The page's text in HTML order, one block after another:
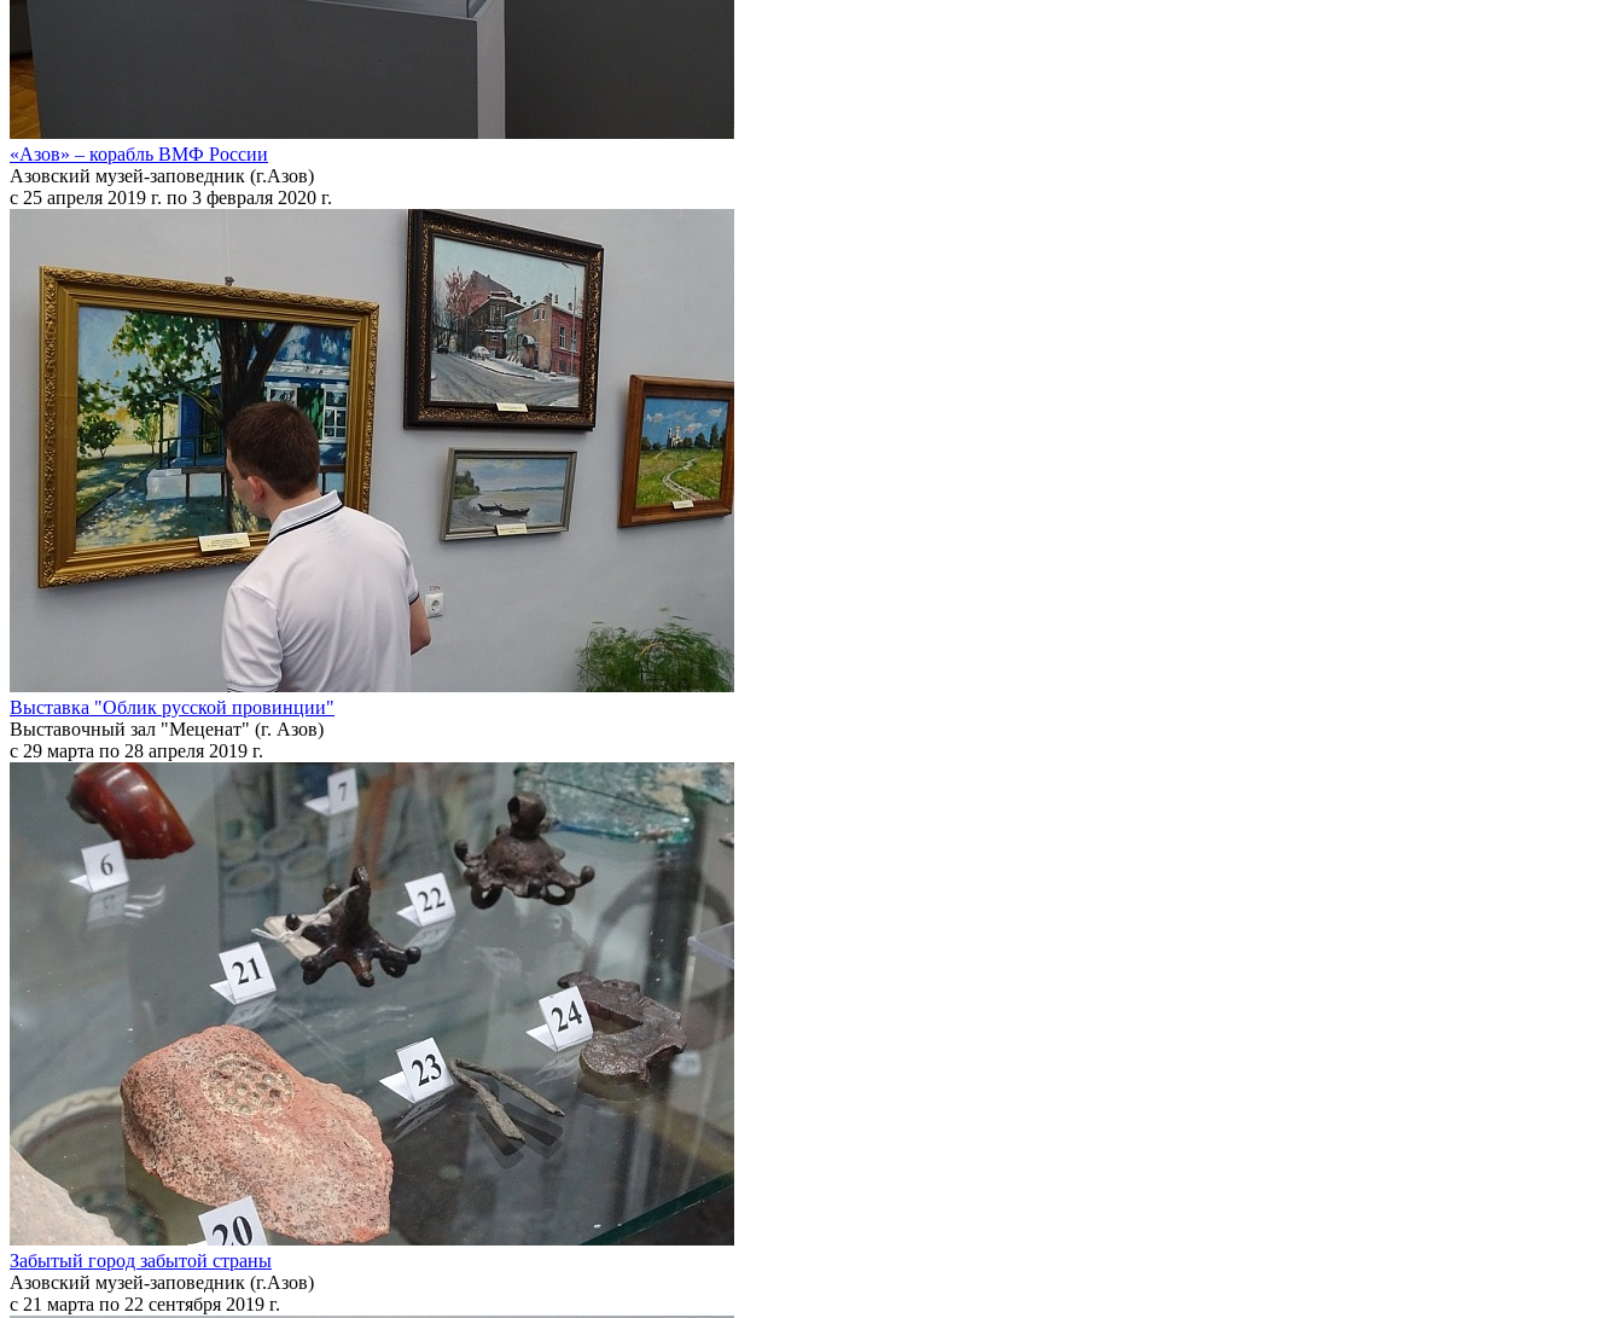
«Азов» – корабль ВМФ России
Азовский музей-заповедник (г.Азов)
с 25 апреля 2019 г. по 3 февраля 2020 г.
Выставка "Облик русской провинции"
Выставочный зал "Меценат" (г. Азов)
с 29 марта по 28 апреля 2019 г.
Забытый город забытой страны
Азовский музей-заповедник (г.Азов)
с 21 марта по 22 сентября 2019 г.